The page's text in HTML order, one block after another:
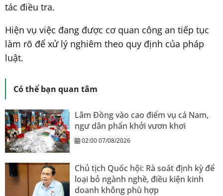
tác điều tra.
Hiện vụ việc đang được cơ quan công an tiếp tục
làm rõ để xử lý nghiêm theo quy định của pháp
luật.
Có thể bạn quan tâm
Lâm Đồng vào cao điểm vụ cá Nam,
ngư dân phấn khởi vươn khơi
02:00 07/08/2026
Chủ tịch Quốc hội: Rà soát định kỳ để
loại bỏ ngành nghề, điều kiện kinh
doanh không phù hợp